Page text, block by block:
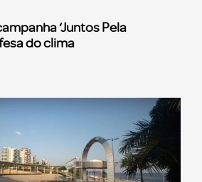
‘Juntos Pela
do clima